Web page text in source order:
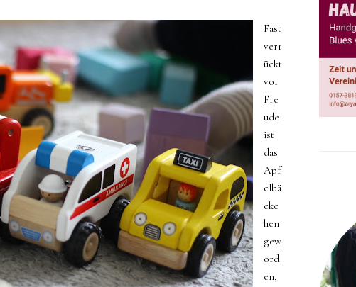
Fast
verr
ückt
vor
Fre
ude
ist
das
Apf
elbä
ckc
hen
gew
ord
en,